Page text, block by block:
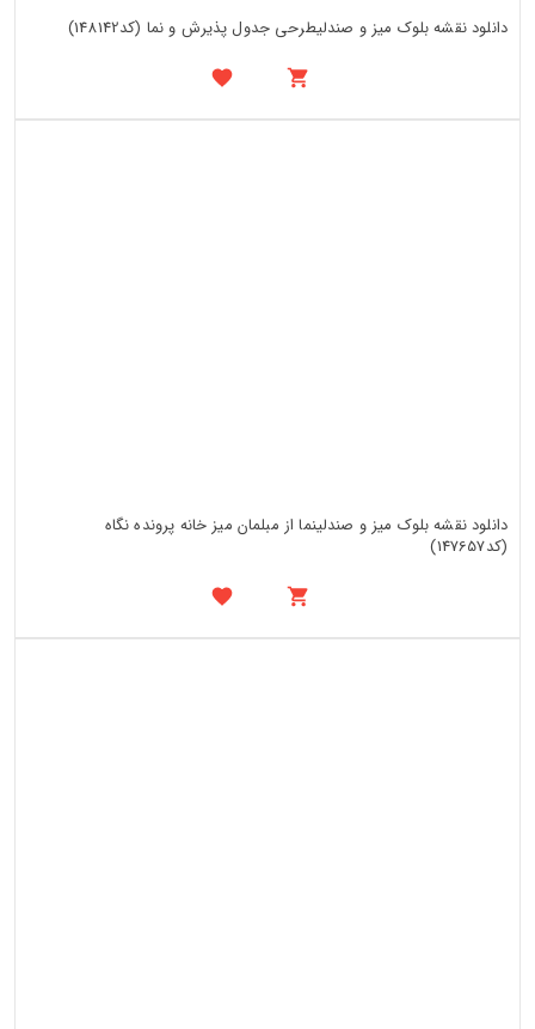
دانلود نقشه بلوک میز و صندلیطرحی جدول پذیرش و نما (کد148142)
دانلود نقشه بلوک میز و صندلینما از مبلمان میز خانه پرونده نگاه
(کد147657)